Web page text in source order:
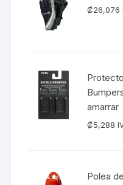
₡26,076
amarrar
₡5,288
Polea